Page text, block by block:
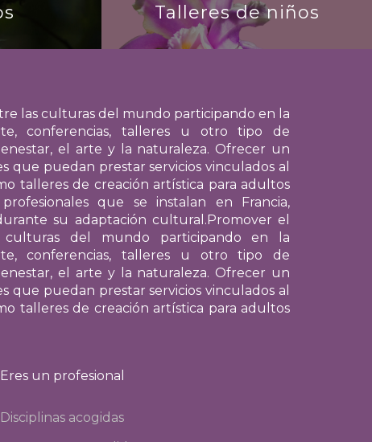
Talleres de niños
las culturas del mundo participando en la
conferencias, talleres u otro tipo de
el arte y la naturaleza. Ofrecer un
que puedan prestar servicios vinculados al
talleres de creación artística para adultos
que se instalan en Francia,
su adaptación cultural.Promover el
del mundo participando en la
conferencias, talleres u otro tipo de
el arte y la naturaleza. Ofrecer un
que puedan prestar servicios vinculados al
talleres de creación artística para adultos
Eres un profesional
Disciplinas acogidas